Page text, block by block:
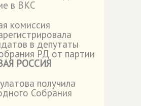
в ВКС
комиссия
в депутаты
РД от партии
РОССИЯ
получила
Собрания